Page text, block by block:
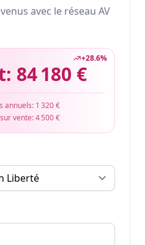
avec le réseau AV
+28.6%
84 180 €
annuels: 1 320 €
vente:4 500 €